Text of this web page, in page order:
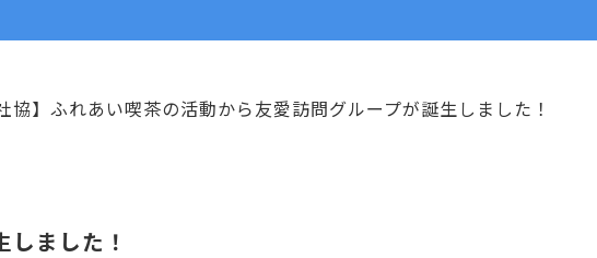
協】ふれあい喫茶の活動から友愛訪問グループが誕生しました！
ました！